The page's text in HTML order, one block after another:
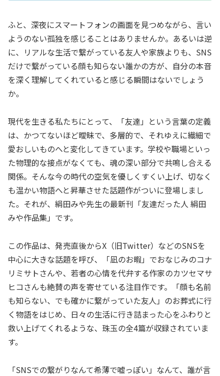
ふと、深夜にスマートフォンの画面を見つめながら、言い
ようのない孤独を感じることはありませんか。あるいは逆
に、リアルな生活で繋がっている友人や家族よりも、SNS
だけで繋がっている顔も知らない誰かの方が、自分の本音
を深く理解してくれていると感じる瞬間はないでしょう
か。
現代を生きる私たちにとって、「友達」という言葉の定義
は、かつてないほど曖昧で、多層的で、それゆえに繊細で
愛おしいものへと変化してきています。学校や職場といっ
た物理的な接点がなくても、魂の深い部分で共鳴し合える
関係。そんな今の時代の空気を優しくすくい上げ、切なく
も温かい物語へと昇華させた話題作がついに登場しまし
た。それが、絹田みや先生の最新刊「友達だった人 絹田
みや作品集」です。
この作品は、発売直後からX（旧Twitter）などのSNSを
中心に大きな話題を呼び、「凪のお暇」でおなじみのコナ
リミサトさんや、若者の心情を代弁する作家のカツセマサ
ヒコさんも絶賛の声を寄せている注目作です。「顔も名前
も知らない、でも確かに繋がっていた友人」のお葬式に行
く物語をはじめ、日々の生活に行き詰まった心をふわりと
救い上げてくれるような、珠玉の全4篇が収録されていま
す。
「SNSでの繋がりなんて希薄で嘘っぽい」なんて、誰が言